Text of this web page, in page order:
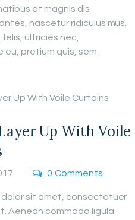
et magnis dis
nascetur ridiculus mus.
ultricies nec,
pretium quis, sem.
Up With Voile
0 Comments
dolor sit amet, consectetuer
Aenean commodo ligula